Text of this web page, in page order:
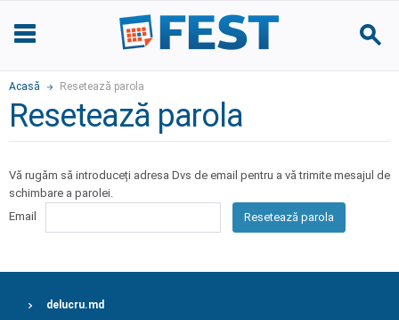
Acasă Resetează parola
Resetează parola
Vă rugăm să introduceți adresa Dvs de email pentru a vă trimite mesajul de
schimbare a parolei.
Email
Resetează parola
delucru.md